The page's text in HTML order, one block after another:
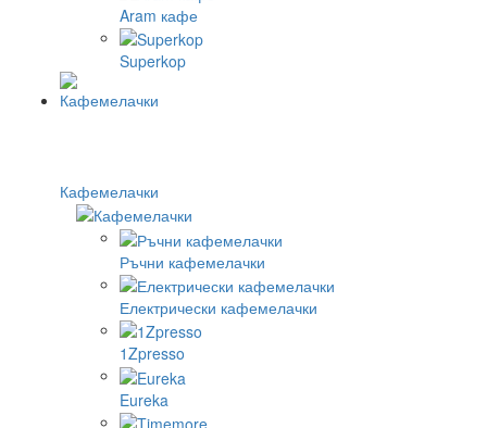
Aram кафе
Superkop
Кафемелачки
Ръчни кафемелачки
Електрически кафемелачки
1Zpresso
Eureka